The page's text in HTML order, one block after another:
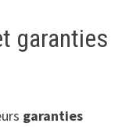
garanties
garanties